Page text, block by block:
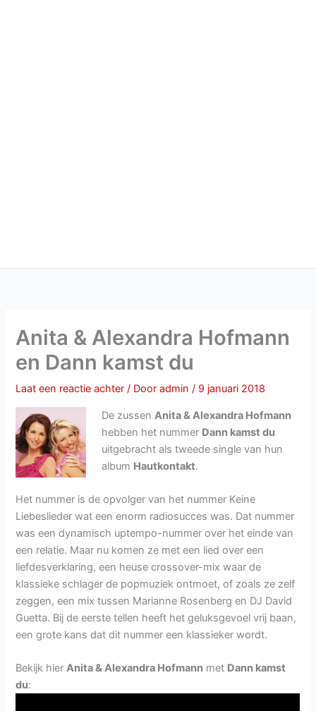
Anita & Alexandra Hofmann
en Dann kamst du
Laat een reactie achter / Dooradmin/ 9 januari 2018
De zussenAnita & Alexandra Hofmann
hebben het nummer Dann kamst du
uitgebracht als tweede single van hun
album Hautkontakt.
Het nummer is de opvolger van het nummer Keine
Liebeslieder wat een enorm radiosucces was. Dat nummer
was een dynamisch uptempo-nummer over het einde van
een relatie. Maar nu komen ze met een lied over een
liefdesverklaring, een heuse crossover-mix waar de
klassieke schlager de popmuziek ontmoet, of zoals ze zelf
zeggen, een mix tussen Marianne Rosenberg en DJ David
Guetta. Bij de eerste tellen heeft het geluksgevoel vrij baan,
een grote kans dat dit nummer een klassieker wordt.
Bekijk hierAnita & Alexandra Hofmann met Dann kamst
du: